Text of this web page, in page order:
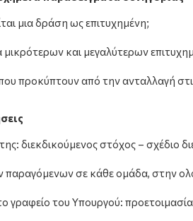
μια δράση ως επιτυχημένη;
μικρότερων και μεγαλύτερων
προκύπτουν από την ανταλλαγή
διεκδικούμενος στόχος –
σε κάθε ομάδα, στην
γραφείο του Υπουργού: